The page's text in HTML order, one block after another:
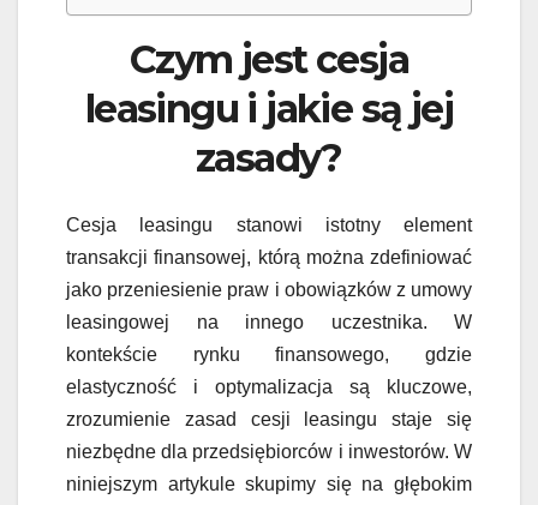
Czym jest cesja
leasingu i jakie są jej
zasady?
Cesja leasingu stanowi istotny element
transakcji finansowej, którą można zdefiniować
jako przeniesienie praw i obowiązków z umowy
leasingowej na innego uczestnika. W
kontekście rynku finansowego, gdzie
elastyczność i optymalizacja są kluczowe,
zrozumienie zasad cesji leasingu staje się
niezbędne dla przedsiębiorców i inwestorów. W
niniejszym artykule skupimy się na głębokim